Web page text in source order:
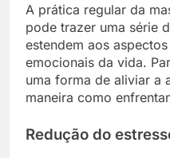
A prática regular da
pode trazer uma série
estendem aos
emocionais da vida.
uma forma de aliviar a
maneira como
Redução do